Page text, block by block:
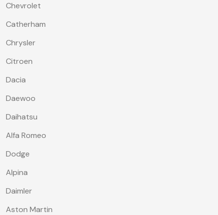
Chevrolet
Catherham
Chrysler
Citroen
Dacia
Daewoo
Daihatsu
Alfa Romeo
Dodge
Alpina
Daimler
Aston Martin